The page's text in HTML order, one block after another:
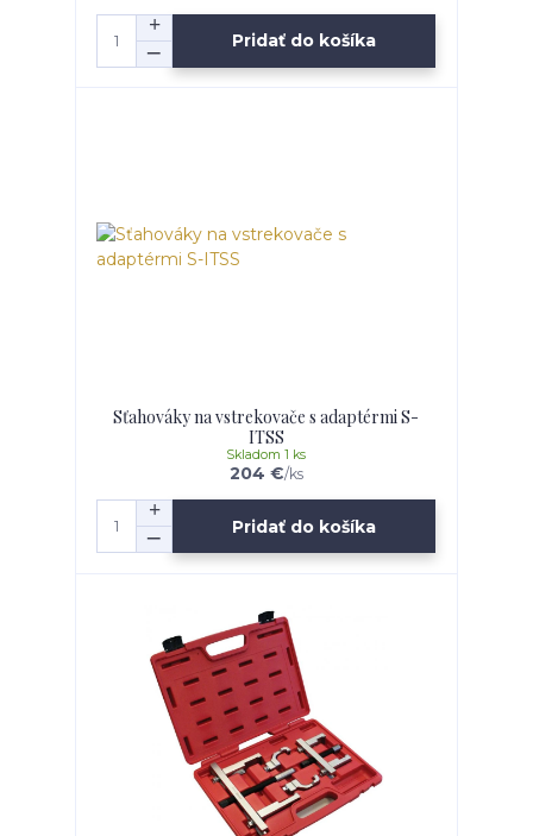
Pridať do košíka
Sťahováky na vstrekovače s adaptérmi S-
ITSS
204 €/ks
Skladom 1 ks
Pridať do košíka